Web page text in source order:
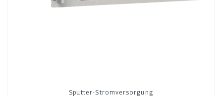
Sputter-Stromversorgung